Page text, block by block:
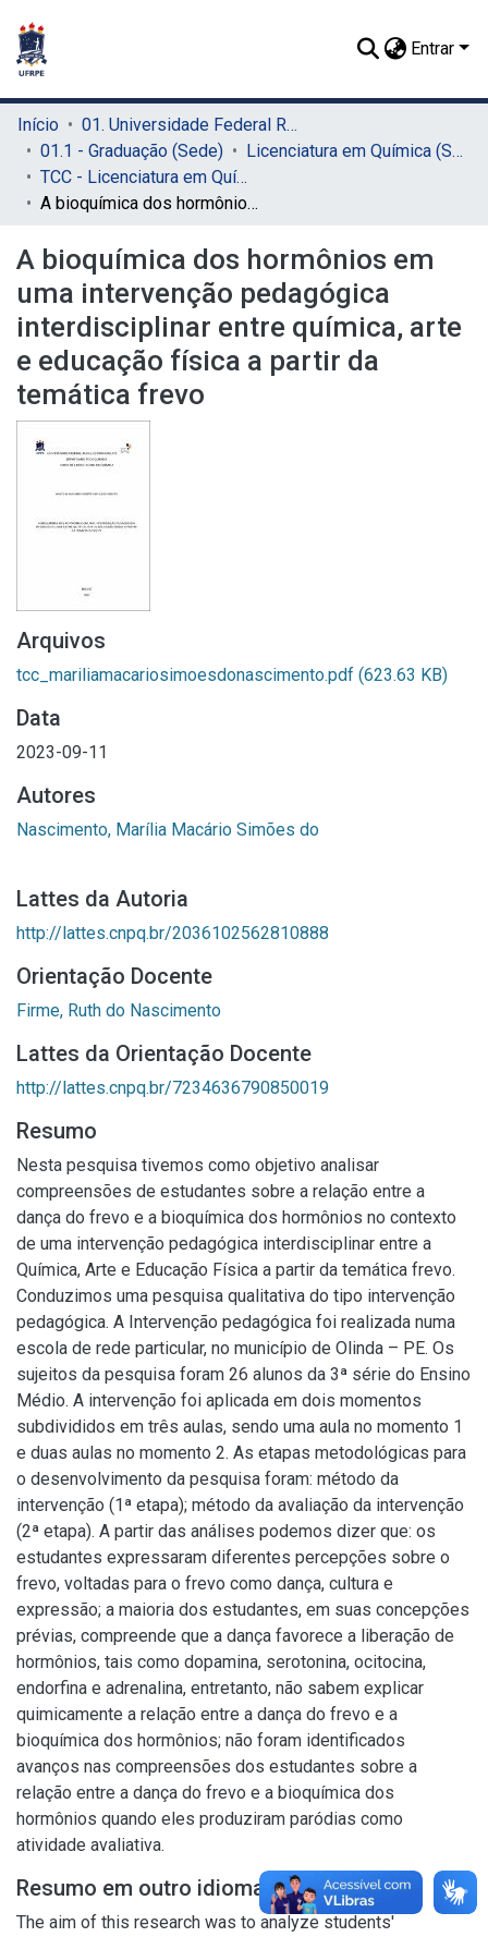
Entrar
Início
01. Universidade Federal Rural de Pernambuco - UFRPE (Sede)
01.1 - Graduação (Sede)
Licenciatura em Química (Sede)
TCC - Licenciatura em Química (Sede)
A bioquímica dos hormônios em uma intervenção pedagógica interdisciplinar entre química, arte e educação física a partir da temática frevo
A bioquímica dos hormônios em
uma intervenção pedagógica
interdisciplinar entre química, arte
e educação física a partir da
temática frevo
Arquivos
tcc_mariliamacariosimoesdonascimento.pdf (623.63 KB)
Data
2023-09-11
Autores
Nascimento, Marília Macário Simões do
Lattes da Autoria
http://lattes.cnpq.br/2036102562810888
Orientação Docente
Firme, Ruth do Nascimento
Lattes da Orientação Docente
http://lattes.cnpq.br/7234636790850019
Resumo
Nesta pesquisa tivemos como objetivo analisar
compreensões de estudantes sobre a relação entre a
dança do frevo e a bioquímica dos hormônios no contexto
de uma intervenção pedagógica interdisciplinar entre a
Química, Arte e Educação Física a partir da temática frevo.
Conduzimos uma pesquisa qualitativa do tipo intervenção
pedagógica. A Intervenção pedagógica foi realizada numa
escola de rede particular, no município de Olinda – PE. Os
sujeitos da pesquisa foram 26 alunos da 3ª série do Ensino
Médio. A intervenção foi aplicada em dois momentos
subdivididos em três aulas, sendo uma aula no momento 1
e duas aulas no momento 2. As etapas metodológicas para
o desenvolvimento da pesquisa foram: método da
intervenção (1ª etapa); método da avaliação da intervenção
(2ª etapa). A partir das análises podemos dizer que: os
estudantes expressaram diferentes percepções sobre o
frevo, voltadas para o frevo como dança, cultura e
expressão; a maioria dos estudantes, em suas concepções
prévias, compreende que a dança favorece a liberação de
hormônios, tais como dopamina, serotonina, ocitocina,
endorfina e adrenalina, entretanto, não sabem explicar
quimicamente a relação entre a dança do frevo e a
bioquímica dos hormônios; não foram identificados
avanços nas compreensões dos estudantes sobre a
relação entre a dança do frevo e a bioquímica dos
hormônios quando eles produziram paródias como
atividade avaliativa.
Resumo em outro idioma
The aim of this research was to analyze students'